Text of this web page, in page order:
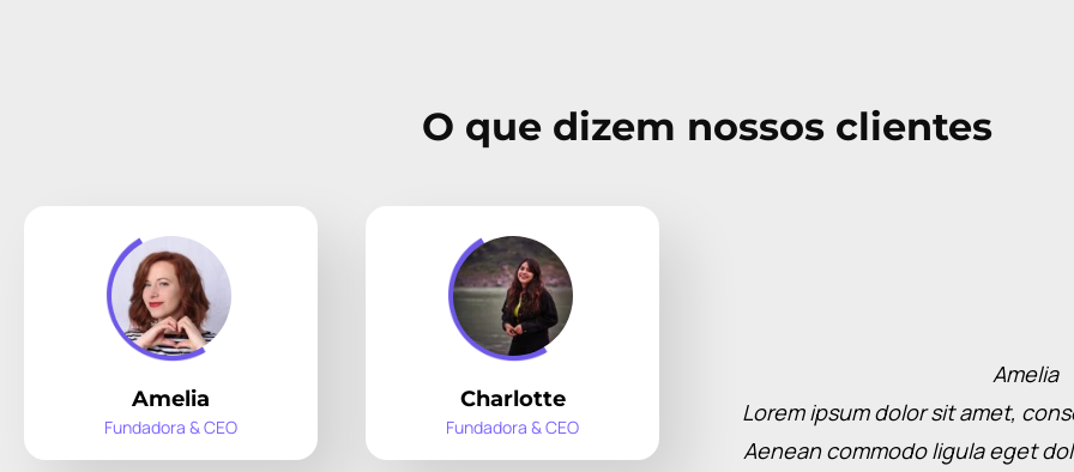
O que dizem nossos clientes
Amelia
Fundadora & CEO
Charlotte
Fundadora & CEO
Amelia
Lorem ipsum dolor sit amet,
Aenean commodo ligula eget